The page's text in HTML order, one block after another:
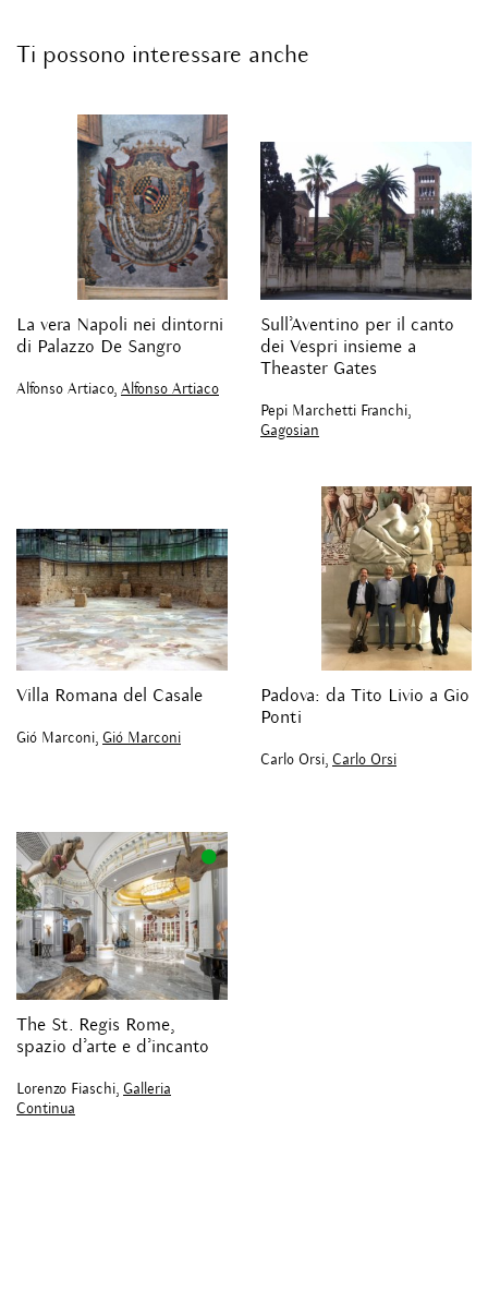
Ti possono interessare anche
La vera Napoli nei dintorni
di Palazzo De Sangro
Alfonso Artiaco, Alfonso Artiaco
Sull’Aventino per il canto
dei Vespri insieme a
Theaster Gates
Pepi Marchetti Franchi,
Gagosian
Villa Romana del Casale
Gió Marconi, Gió Marconi
Padova: da Tito Livio a Gio
Ponti
Carlo Orsi, Carlo Orsi
The St. Regis Rome,
spazio d’arte e d’incanto
Lorenzo Fiaschi, Galleria
Continua